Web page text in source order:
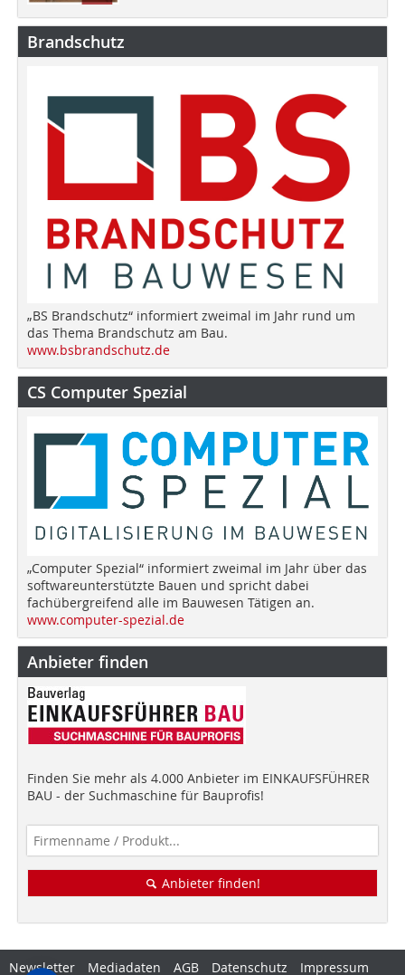
Brandschutz
„BS Brandschutz“ informiert zweimal im Jahr rund um
das Thema Brandschutz am Bau.
www.bsbrandschutz.de
CS Computer Spezial
„Computer Spezial“ informiert zweimal im Jahr über das
softwareunterstützte Bauen und spricht dabei
fachübergreifend alle im Bauwesen Tätigen an.
www.computer-spezial.de
Anbieter finden
Finden Sie mehr als 4.000 Anbieter im EINKAUFSFÜHRER
BAU - der Suchmaschine für Bauprofis!
Anbieter finden!
Newsletter Mediadaten AGB Datenschutz Impressum